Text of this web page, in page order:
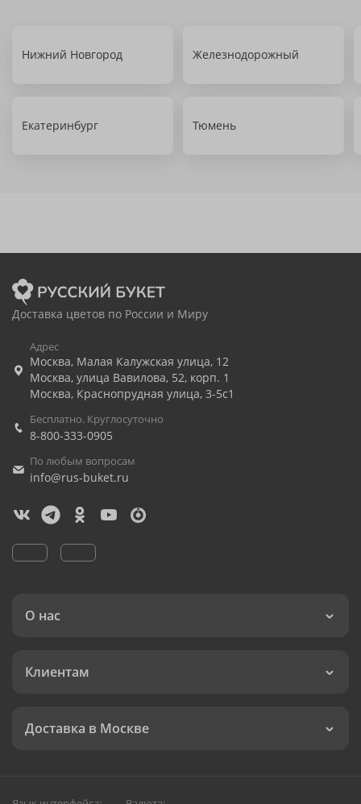
Нижний Новгород Железнодорожный
Екатеринбург Тюмень
Доставка цветов по России и Миру
Адрес
Москва, Малая Калужская улица, 12
Москва, улица Вавилова, 52, корп. 1
Москва, Краснопрудная улица, 3-5с1
Бесплатно. Круглосуточно
8-800-333-0905
По любым вопросам
info@rus-buket.ru
О нас
Клиентам
Доставка в Москве